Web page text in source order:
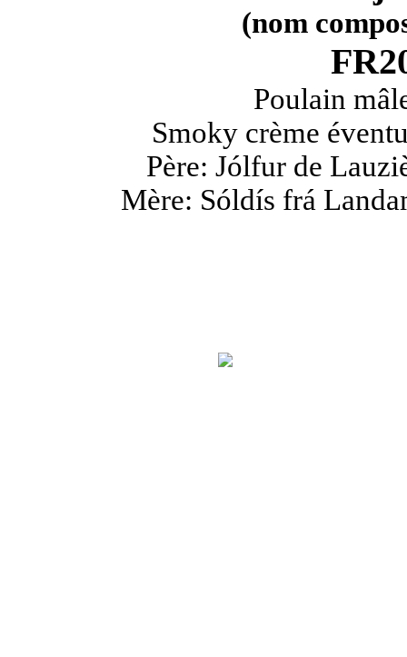
(nom
Poulain
Smoky crème
Père: Jólfur de
Mère: Sóldís frá